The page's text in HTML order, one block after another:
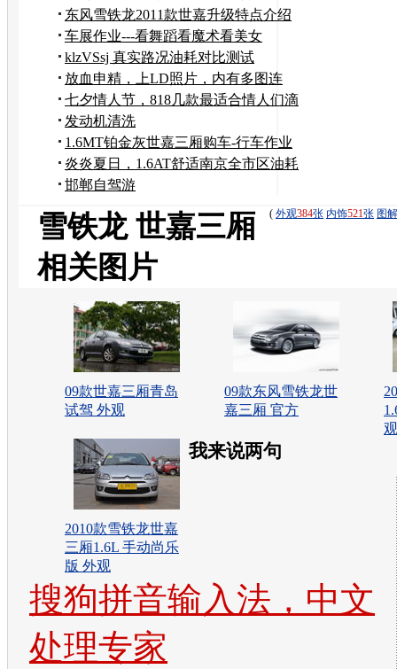
女
东风雪铁龙2011款世嘉升级特点介绍
车展作业---看舞蹈看魔术看美女
klzVSsj 真实路况油耗对比测试
放血申精，上LD照片，内有多图连
载！
七夕情人节，818几款最适合情人们滴
靓车~~
发动机清洗
1.6MT铂金灰世嘉三厢购车-行车作业
炎炎夏日，1.6AT舒适南京全市区油耗
邯郸自驾游
( 外观384张 内饰521张 图解
雪铁龙 世嘉三厢
相关图片
09款世嘉三厢青岛
试驾 外观
09款东风雪铁龙世
嘉三厢 官方
观
2010款雪铁龙世嘉
三厢1.6L 手动尚乐
版 外观
我来说两句
搜狗拼音输入法，中文
处理专家